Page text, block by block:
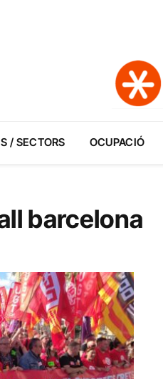
/ SECTORS OCUPACIÓ
barcelona